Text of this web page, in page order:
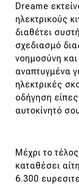
Dreame
ηλεκτρικούς
διαθέτει
σχεδιασμό
νοημοσύνη
αναπτυγμένα
ηλεκτρικές
οδήγηση
αυτοκίνητό
Μέχρι το
καταθέσει
6.300